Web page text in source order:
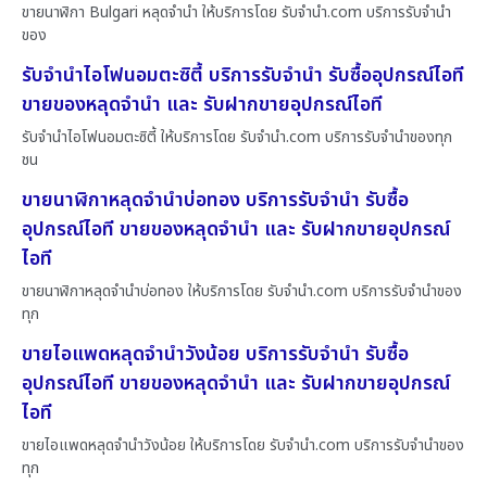
ขายนาฬิกา Bulgari หลุดจำนำ ให้บริการโดย รับจํานํา.com บริการรับจำนำ
ของ
รับจำนำไอโฟนอมตะซิตี้ บริการรับจำนำ รับซื้ออุปกรณ์ไอที
ขายของหลุดจำนำ และ รับฝากขายอุปกรณ์ไอที
รับจำนำไอโฟนอมตะซิตี้ ให้บริการโดย รับจํานํา.com บริการรับจำนำของทุก
ชน
ขายนาฬิกาหลุดจำนำบ่อทอง บริการรับจำนำ รับซื้อ
อุปกรณ์ไอที ขายของหลุดจำนำ และ รับฝากขายอุปกรณ์
ไอที
ขายนาฬิกาหลุดจำนำบ่อทอง ให้บริการโดย รับจํานํา.com บริการรับจำนำของ
ทุก
ขายไอแพดหลุดจำนำวังน้อย บริการรับจำนำ รับซื้อ
อุปกรณ์ไอที ขายของหลุดจำนำ และ รับฝากขายอุปกรณ์
ไอที
ขายไอแพดหลุดจำนำวังน้อย ให้บริการโดย รับจํานํา.com บริการรับจำนำของ
ทุก